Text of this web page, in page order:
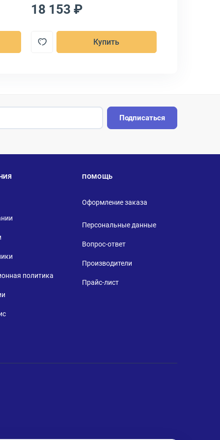
18 153 ₽
Купить
Подписаться
политика
ПОМОЩЬ
Оформление заказа
Персональные данные
Вопрос-ответ
Производители
Прайс-лист